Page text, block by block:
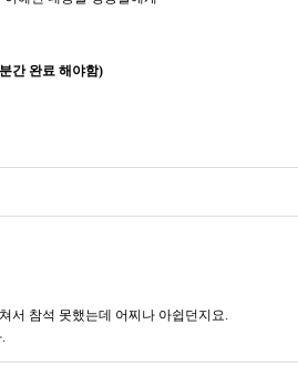
간 완료 해야함)
서 참석 못했는데 어찌나 아쉽던지요.